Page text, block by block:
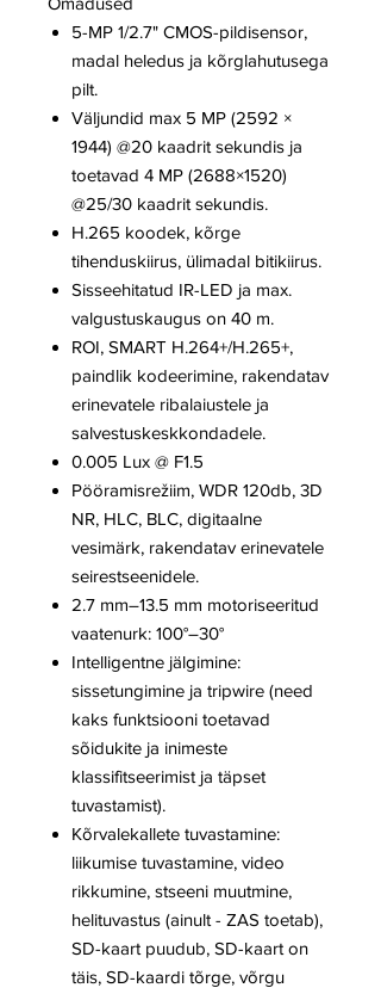
5-MP 1/2.7" CMOS-pildisensor,
madal heledus ja kõrglahutusega
pilt.
Väljundid max 5 MP (2592 ×
1944) @20 kaadrit sekundis ja
toetavad 4 MP (2688×1520)
@25/30 kaadrit sekundis.
H.265 koodek, kõrge
tihenduskiirus, ülimadal bitikiirus.
Sisseehitatud IR-LED ja max.
valgustuskaugus on 40 m.
ROI, SMART H.264+/H.265+,
paindlik kodeerimine, rakendatav
erinevatele ribalaiustele ja
salvestuskeskkondadele.
0.005 Lux @ F1.5
Pööramisrežiim, WDR 120db, 3D
NR, HLC, BLC, digitaalne
vesimärk, rakendatav erinevatele
seirestseenidele.
2.7 mm–13.5 mm motoriseeritud
vaatenurk: 100°–30°
Intelligentne jälgimine:
sissetungimine ja tripwire (need
kaks funktsiooni toetavad
sõidukite ja inimeste
klassifitseerimist ja täpset
tuvastamist).
Kõrvalekallete tuvastamine:
liikumise tuvastamine, video
rikkumine, stseeni muutmine,
helituvastus (ainult - ZAS toetab),
SD-kaart puudub, SD-kaart on
täis, SD-kaardi tõrge, võrgu